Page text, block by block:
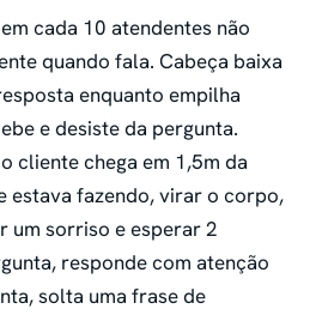
cada 10 atendentes não
quando fala. Cabeça baixa
enquanto empilha
e desiste da pergunta.
cliente chega em 1,5m da
estava fazendo, virar o corpo,
um sorriso e esperar 2
responde com atenção
solta uma frase de